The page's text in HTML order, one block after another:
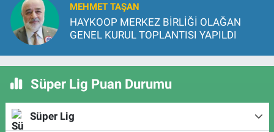
MEHMET TAŞAN
HAYKOOP MERKEZ BİRLİĞİ OLAĞAN
GENEL KURUL TOPLANTISI YAPILDI
Süper Lig Puan Durumu
Süper Lig